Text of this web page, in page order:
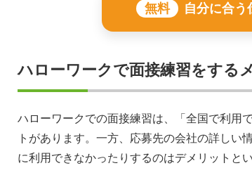
無料 自分に合う
ハローワークで面接練習をする
ハローワークでの面接練習は、「全国で利用
トがあります。一方、応募先の会社の詳しい
に利用できなかったりするのはデメリットと